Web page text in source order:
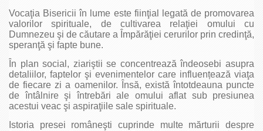
Vocaţia Bisericii în lume este fiinţial legată de promovarea
valorilor spirituale, de cultivarea relaţiei omului cu
Dumnezeu şi de căutare a Împărăţiei cerurilor prin credinţă,
speranţă şi fapte bune.
În plan social, ziariştii se concentrează îndeosebi asupra
detaliilor, faptelor şi evenimentelor care influențează viaţa
de fiecare zi a oamenilor. Însă, există întotdeauna puncte
de întâlnire şi întrebări ale omului aflat sub presiunea
acestui veac şi aspiraţiile sale spirituale.
Istoria presei româneşti cuprinde multe mărturii despre